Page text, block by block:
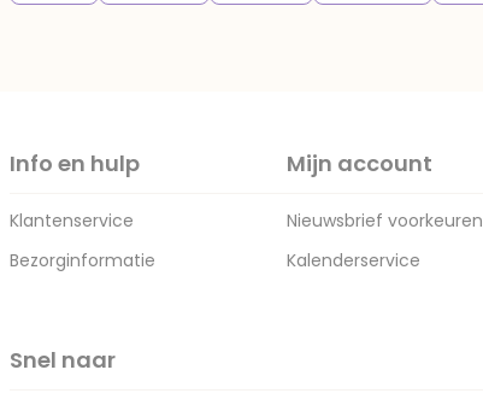
Info en hulp
Klantenservice
Bezorginformatie
Mijn account
Nieuwsbrief voorkeuren
Kalenderservice
Snel naar